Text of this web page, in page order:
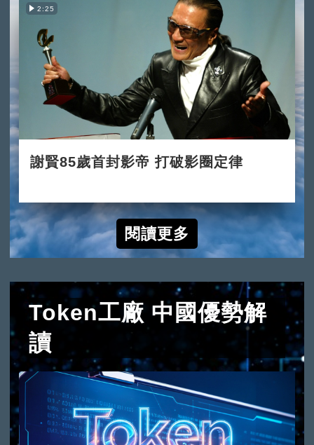
2:25
謝賢85歲首封影帝 打破影圈定律
閱讀更多
Token工廠 中國優勢解
讀